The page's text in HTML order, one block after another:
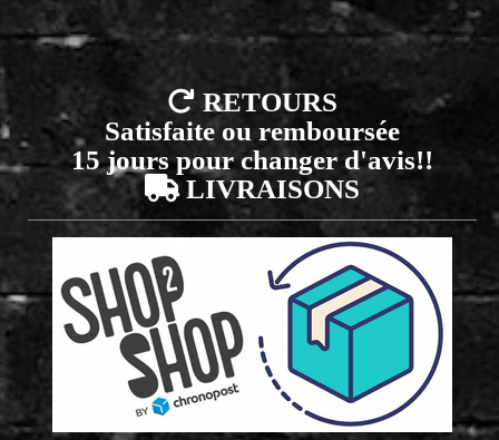
 RETOURS
Satisfaite ou remboursée
15 jours pour changer d'avis!!
 LIVRAISONS